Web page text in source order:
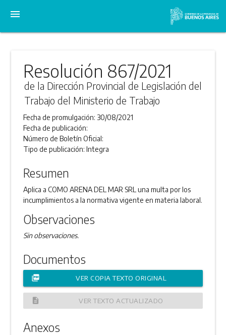
menu
Resolución 867/2021
de la Dirección Provincial de Legislación del
Trabajo del Ministerio de Trabajo
Fecha de promulgación: 30/08/2021
Fecha de publicación:
Número de Boletín Oficial:
Tipo de publicación:Integra
Resumen
Aplica a COMO ARENA DEL MAR SRL una multa por los
incumplimientos a la normativa vigente en materia laboral.
Observaciones
Sin observaciones.
Documentos
picture_as_pdf VER COPIA TEXTO ORIGINAL
description VER TEXTO ACTUALIZADO
Anexos